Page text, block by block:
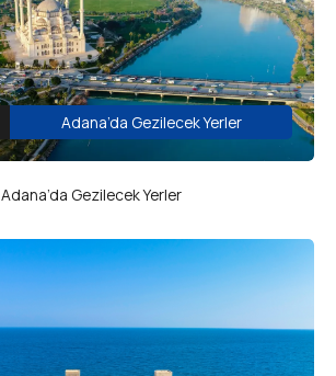
Adana’da Gezilecek Yerler
Adana’da Gezilecek Yerler